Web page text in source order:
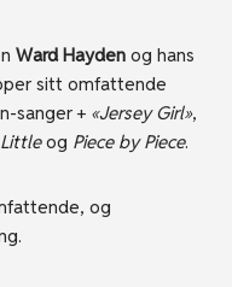
Ward Hayden og hans
sitt omfattende
sanger + «Jersey Girl»,
og Piece by Piece.
og